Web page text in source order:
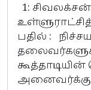
1:
பதில் :